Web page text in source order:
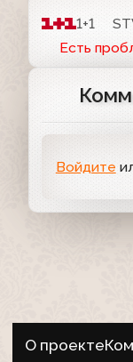
1+1
Есть
Войдите
О проекте